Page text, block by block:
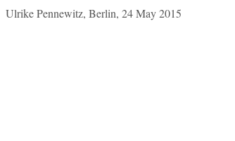
Ulrike Pennewitz, Berlin, 24 May 2015